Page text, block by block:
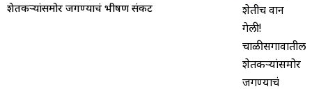
शेतकऱ्यांसमोर जगण्याचं भीषण संकट